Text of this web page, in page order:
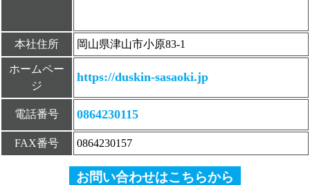
本社住所 岡山県津山市小原83-1
ホームペー
ジ
https://duskin-sasaoki.jp
電話番号 0864230115
FAX番号 0864230157
お問い合わせはこちらから